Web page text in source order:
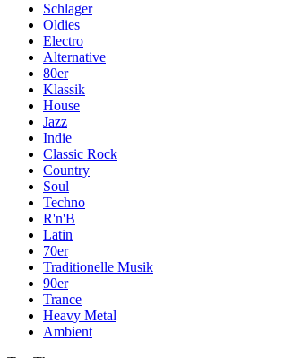
Schlager
Oldies
Electro
Alternative
80er
Klassik
House
Jazz
Indie
Classic Rock
Country
Soul
Techno
R'n'B
Latin
70er
Traditionelle Musik
90er
Trance
Heavy Metal
Ambient